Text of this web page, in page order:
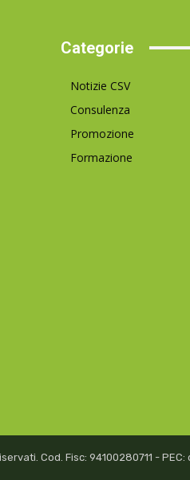
Categorie
Notizie CSV
Consulenza
Promozione
Formazione
Cod. Fisc: 94100280711 -